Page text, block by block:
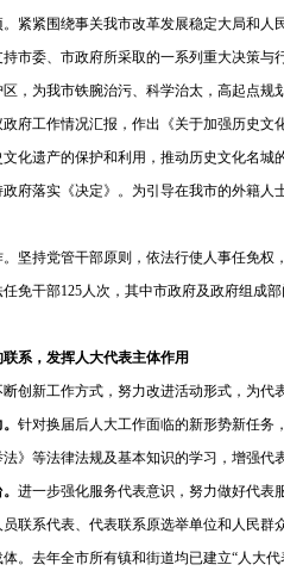
紧围绕事关我市改革发展稳定大局和人
市委、市政府所采取的一系列重大决策
，为我市铁腕治污、科学治太，高起点
府工作情况汇报，作出《关于加强历史
化遗产的保护和利用，推动历史文化名
府落实《决定》。为引导在我市的外籍
持党管干部原则，依法行使人事任免权
免干部125人次，其中市政府及政府组成
系，发挥人大代表主体作用
新工作方式，努力改进活动形式，为代
针对换届后人大工作面临的新形势新任务
》等法律法规及基本知识的学习，增强代
进一步强化服务代表意识，努力做好代表
联系代表、代表联系原选举单位和人民
。去年全市所有镇和街道均已建立“人大